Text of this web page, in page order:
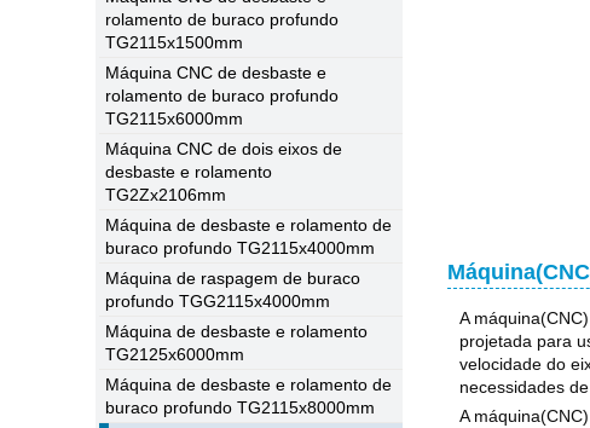
rolamento de buraco profundo
TG2115x1500mm
Máquina CNC de desbaste e
rolamento de buraco profundo
TG2115x6000mm
Máquina CNC de dois eixos de
desbaste e rolamento
TG2Zx2106mm
Máquina de desbaste e rolamento de
buraco profundo TG2115x4000mm
Máquina de raspagem de buraco
profundo TGG2115x4000mm
Máquina de desbaste e rolamento
TG2125x6000mm
Máquina de desbaste e rolamento de
buraco profundo TG2115x8000mm
A
projetada para
velocidade do
necessidades
A